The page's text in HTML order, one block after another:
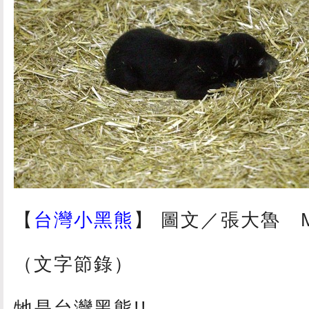
【 台灣小黑熊 】 圖文／張大魯
（文字節錄）